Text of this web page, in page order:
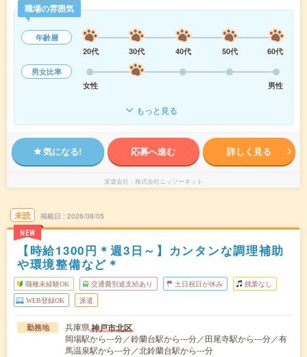
職場の雰囲気
年齢層
20代
30代 40代 50代
60代
男女比率
女性
男性
もっと見る
気になる! 応募へ進む 詳しく見る
派遣会社 株式会社ニッソーネット
未読
NEW
掲載日 2026/08/05
【時給1300円＊週3日～】カンタンな調理補助
や環境整備など＊
職種未経験OK 交通費別途支給あり 土日祝日が休み 残業なし
WEB登録OK 派遣
勤務地 兵庫県神戸市北区
岡場駅から---分／鈴蘭台駅から---分／田尾寺駅から---分／有
馬温泉駅から---分／北鈴蘭台駅から---分